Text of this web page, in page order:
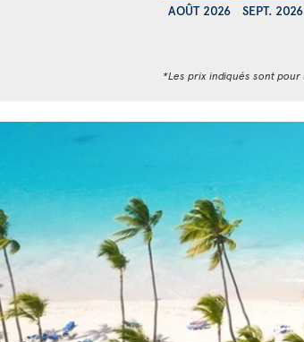
AOÛT 2026 SEPT. 2026
*Les prix indiqués sont